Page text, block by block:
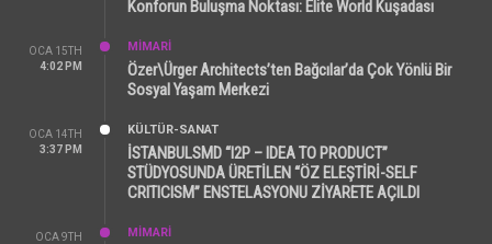
Konforun Buluşma Noktası: Elite World Kuşadası
OCA 15TH
4:02 PM
MİMARİ
Özer\Ürger Architects’ten Bağcılar’da Çok Yönlü Bir
Sosyal Yaşam Merkezi
OCA 14TH
3:37 PM
KÜLTÜR-SANAT
İSTANBULSMD “I2P – IDEA TO PRODUCT”
STÜDYOSUNDA ÜRETİLEN “ÖZ ELEŞTİRİ-SELF
CRITICISM” ENSTELASYONU ZİYARETE AÇILDI
OCA 9TH
MİMARİ